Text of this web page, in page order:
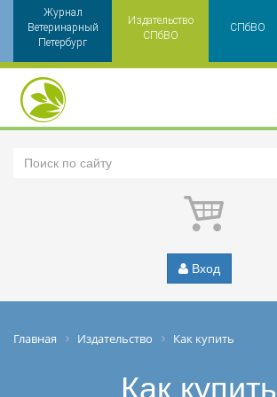
Журнал
Ветеринарный
Петербург
Издательство
СПбВО
СПбВО
Вход
Главная Издательство Как купить
Как купить